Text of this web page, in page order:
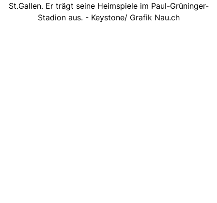
St.Gallen. Er trägt seine Heimspiele im Paul-Grüninger-
Stadion aus. - Keystone/ Grafik Nau.ch